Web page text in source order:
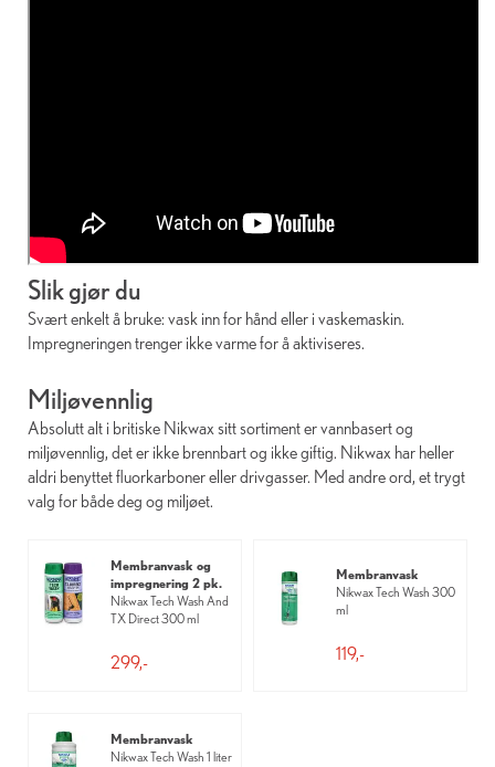
Slik gjør du
Svært enkelt å bruke: vask inn for hånd eller i vaskemaskin.
Impregneringen trenger ikke varme for å aktiviseres.
Miljøvennlig
Absolutt alt i britiske Nikwax sitt sortiment er vannbasert og
miljøvennlig, det er ikke brennbart og ikke giftig. Nikwax har heller
aldri benyttet fluorkarboner eller drivgasser. Med andre ord, et trygt
valg for både deg og miljøet.
Membranvask og
impregnering 2 pk.
Nikwax Tech Wash And
TX Direct 300 ml
299,-
Membranvask
Nikwax Tech Wash 300
ml
119,-
Membranvask
Nikwax Tech Wash 1 liter